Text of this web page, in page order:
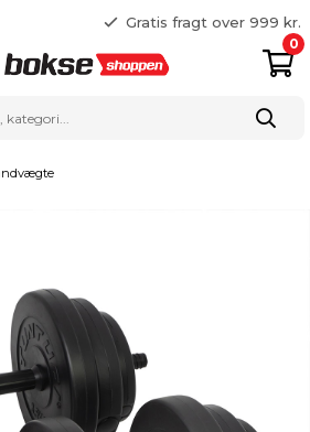
Gratis fragt over 999 kr.
25 127 127
0